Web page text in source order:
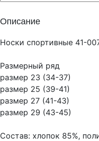
Описание
Носки спортивные 41-
Размерный ряд
размер 23 (34-37)
размер 25 (39-41)
размер 27 (41-43)
размер 29 (43-45)
Состав: хлопок 85%,